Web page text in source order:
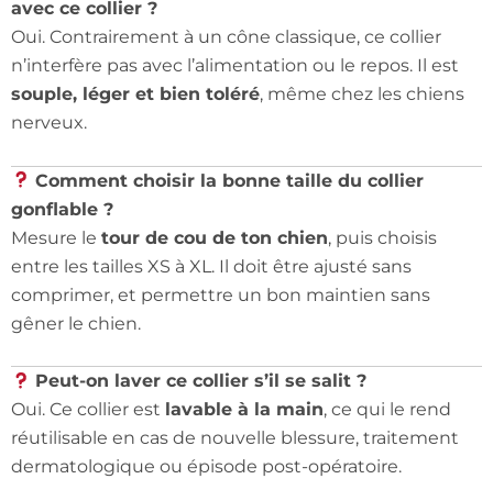
avec ce collier ?
Oui. Contrairement à un cône classique, ce collier
n’interfère pas avec l’alimentation ou le repos. Il est
souple, léger et bien toléré, même chez les chiens
nerveux.
Comment choisir la bonne taille du collier
gonflable ?
Mesure le tour de cou de ton chien, puis choisis
entre les tailles XS à XL. Il doit être ajusté sans
comprimer, et permettre un bon maintien sans
gêner le chien.
Peut-on laver ce collier s’il se salit ?
Oui. Ce collier est lavable à la main, ce qui le rend
réutilisable en cas de nouvelle blessure, traitement
dermatologique ou épisode post-opératoire.